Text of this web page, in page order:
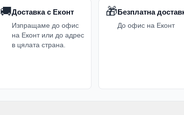
🚚Доставка с Еконт
Изпращаме до офис
на Еконт или до адрес
в цялата страна.
🎁Безплатна
До офис на Еконт